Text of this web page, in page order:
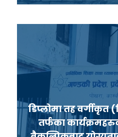
डिप्लोमा तह वर्गीकृत
तर्फका